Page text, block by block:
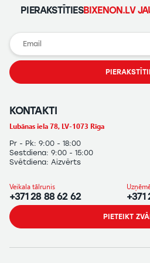
PIERAKSTĪTIESBIXENON.LV
KONTAKTI
Lubānas iela 78, LV-1073 Rīga
Pr - Pk: 9:00 - 18:00
Sestdiena: 9:00 - 15:00
Svētdiena: Aizvērts
Veikala tālrunis
+371 28 88 62 62 +371
PIETEIKT